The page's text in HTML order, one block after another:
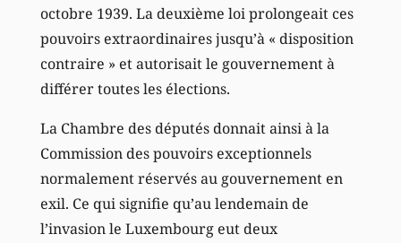
octobre 1939. La deuxième loi prolongeait ces
pouvoirs extraordinaires jusqu’à « disposition
contraire » et autorisait le gouvernement à
différer toutes les élections.
La Chambre des députés donnait ainsi à la
Commission des pouvoirs exceptionnels
normalement réservés au gouvernement en
exil. Ce qui signifie qu’au lendemain de
l’invasion le Luxembourg eut deux